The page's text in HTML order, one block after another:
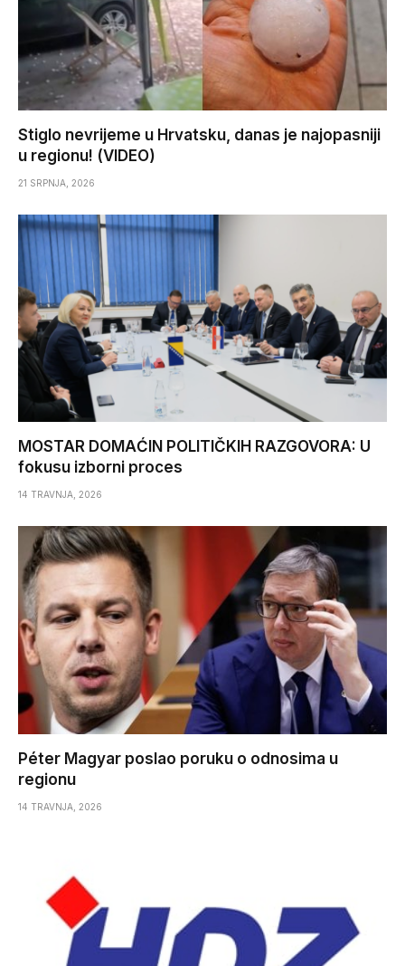
Stiglo nevrijeme u Hrvatsku, danas je najopasniji
u regionu! (VIDEO)
21 SRPNJA, 2026
MOSTAR DOMAĆIN POLITIČKIH RAZGOVORA: U
fokusu izborni proces
14 TRAVNJA, 2026
Péter Magyar poslao poruku o odnosima u
regionu
14 TRAVNJA, 2026